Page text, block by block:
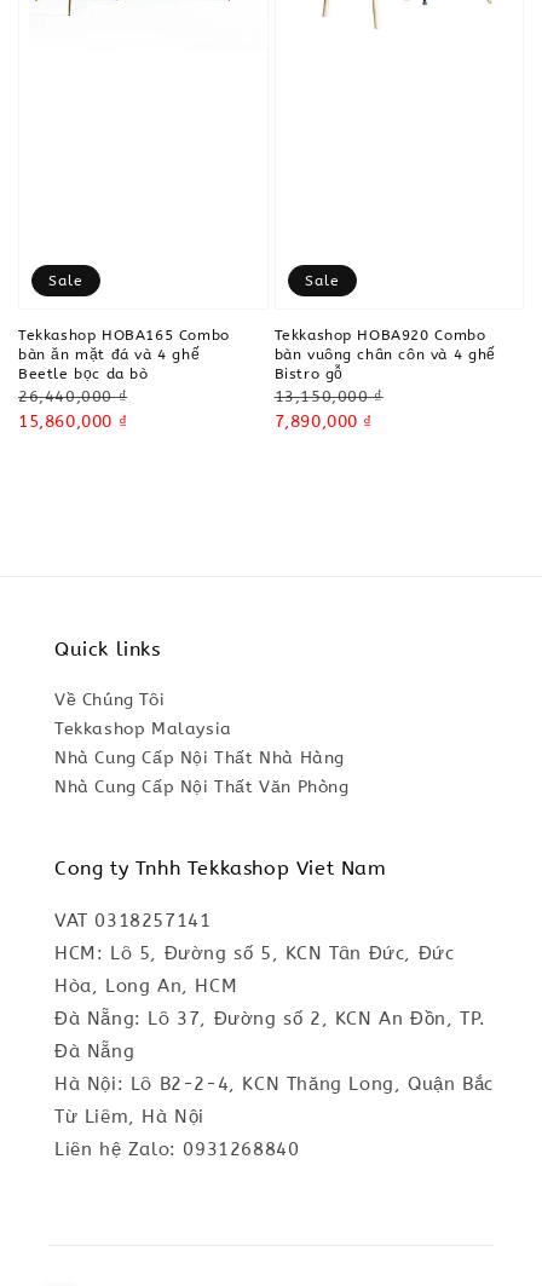
Sale
Tekkashop HOBA165 Combo
bàn ăn mặt đá và 4 ghế
Beetle bọc da bò
Regular
price
26,440,000 ₫
Sale
15,860,000 ₫
Sale
Tekkashop HOBA920 Combo
bàn vuông chân côn và 4 ghế
Bistro gỗ
Regular
price
13,150,000 ₫
Sale
7,890,000 ₫
Quick links
Về Chúng Tôi
Tekkashop Malaysia
Nhà Cung Cấp Nội Thất Nhà Hàng
Nhà Cung Cấp Nội Thất Văn Phòng
Cong ty Tnhh Tekkashop Viet Nam
VAT 0318257141
HCM: Lô 5, Đường số 5, KCN Tân Đức, Đức
Hòa, Long An, HCM
Đà Nẵng: Lô 37, Đường số 2, KCN An Đồn, TP.
Đà Nẵng
Hà Nội: Lô B2-2-4, KCN Thăng Long, Quận Bắc
Từ Liêm, Hà Nội
Liên hệ Zalo: 0931268840